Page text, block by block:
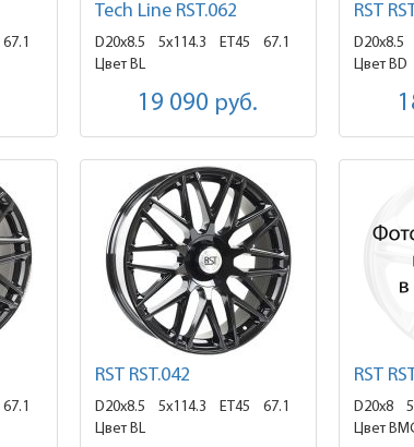
67.1
Tech Line RST.062
D20x8.5 5x114.3 ET45
67.1
Цвет BL
19 090 руб.
RST
D20x8.5
Цвет BD
67.1
RST RST.042
D20x8.5 5x114.3 ET45
67.1
Цвет BL
RST
D20x8
Цвет